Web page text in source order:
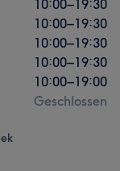
10:00–19:30
10:00–19:30
10:00–19:30
10:00–19:30
10:00–19:00
Geschlossen